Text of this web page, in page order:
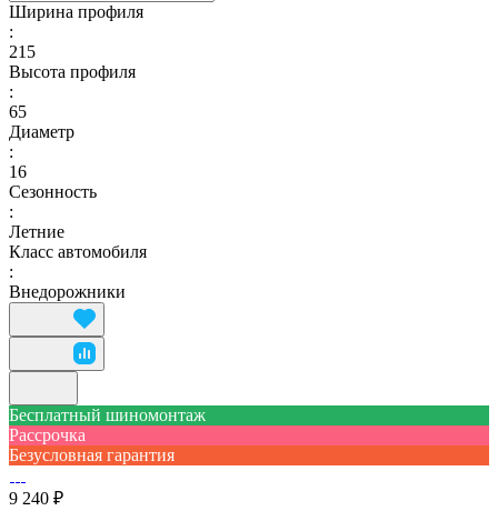
Ширина профиля
:
215
Высота профиля
:
65
Диаметр
:
16
Сезонность
:
Летние
Класс автомобиля
:
Внедорожники
Бесплатный шиномонтаж
Рассрочка
Безусловная гарантия
9 240 ₽